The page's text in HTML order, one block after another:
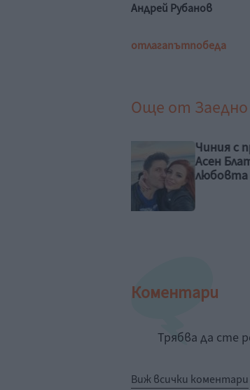
Андрей Рубанов
отлагапътпобеда
Още от Заедно
Да
Коментари
Трябва да сте
Виж всички коментари